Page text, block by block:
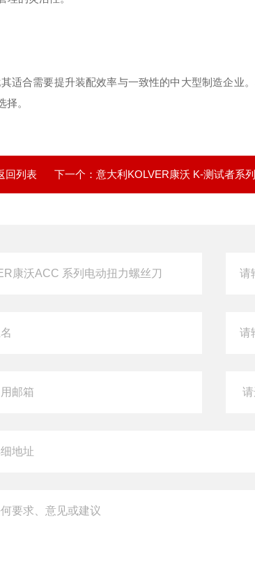
适合需要提升装配效率与一致性的中大型制造企业
。
回列表 下一个： 意大利KOLVER康沃 K-测试者系列 扭矩测